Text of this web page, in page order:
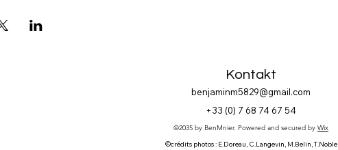
Kontakt
benjaminm5829@gmail.com
+33 (0) 7 68 74 67 54
©2035 by BenMnier. Powered and secured by Wix
©crédits photos : E.Doreau, C.Langevin, M.Belin, T.Noble